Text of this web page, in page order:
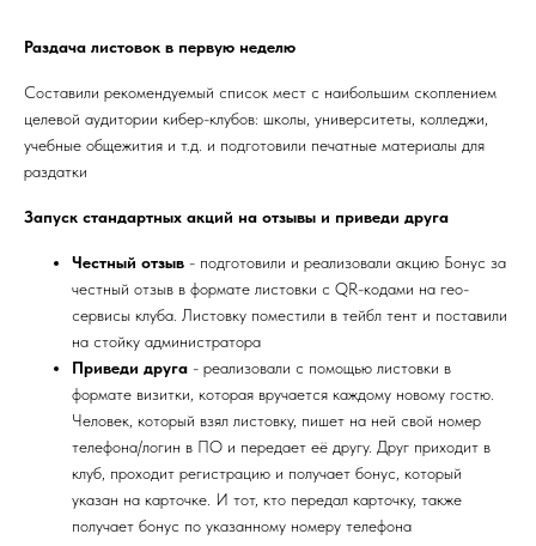
Раздача листовок в первую неделю
Составили рекомендуемый список мест с наибольшим скоплением
целевой аудитории кибер-клубов: школы, университеты, колледжи,
учебные общежития и т.д. и подготовили печатные материалы для
раздатки
Запуск стандартных акций на отзывы и приведи друга
Честный отзыв - подготовили и реализовали акцию Бонус за
честный отзыв в формате листовки с QR-кодами на гео-
сервисы клуба. Листовку поместили в тейбл тент и поставили
на стойку администратора
Приведи друга - реализовали с помощью листовки в
формате визитки, которая вручается каждому новому гостю.
Человек, который взял листовку, пишет на ней свой номер
телефона/логин в ПО и передает её другу. Друг приходит в
клуб, проходит регистрацию и получает бонус, который
указан на карточке. И тот, кто передал карточку, также
получает бонус по указанному номеру телефона